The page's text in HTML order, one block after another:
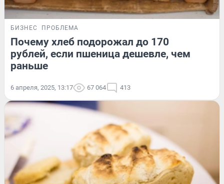
БИЗНЕС ПРОБЛЕМА
Почему хлеб подорожал до 170
рублей, если пшеница дешевле, чем
раньше
6 апреля, 2025, 13:17 67 064 413